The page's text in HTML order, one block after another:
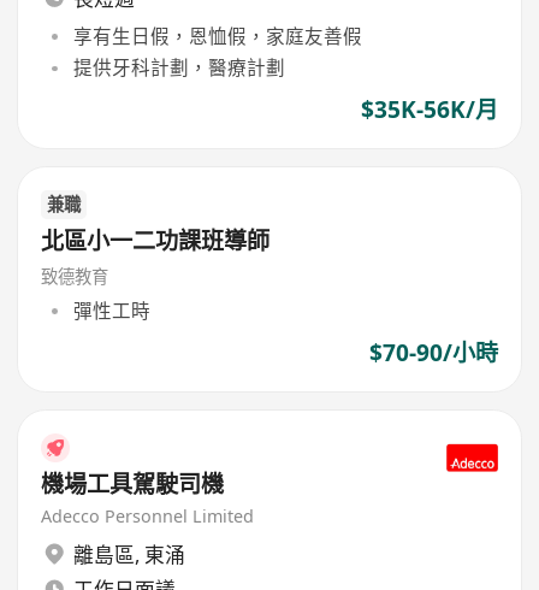
享有生日假，恩恤假，家庭友善假
提供牙科計劃，醫療計劃
$35K-56K/月
兼職
北區小一二功課班導師
致德教育
彈性工時
$70-90/小時
機場工具駕駛司機
Adecco Personnel Limited
離島區, 東涌